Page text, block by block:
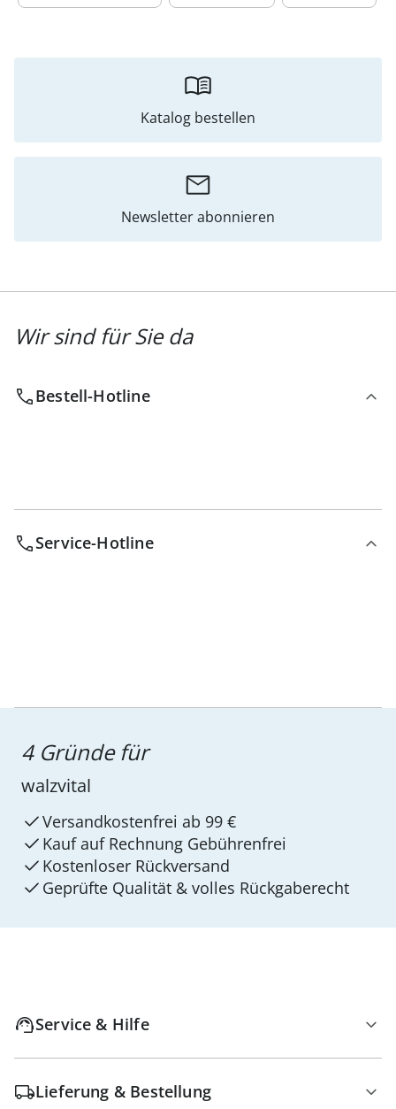
Katalog bestellen
Newsletter abonnieren
Wir sind für Sie da
Bestell-Hotline
Service-Hotline
4 Gründe für
walzvital
Versandkostenfrei ab 99 €
Kauf auf Rechnung Gebührenfrei
Kostenloser Rückversand
Geprüfte Qualität & volles Rückgaberecht
Service & Hilfe
Lieferung & Bestellung